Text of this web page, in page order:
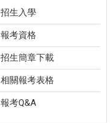
招生入學
報考資格
招生簡章下載
相關報考表格
報考Q&A